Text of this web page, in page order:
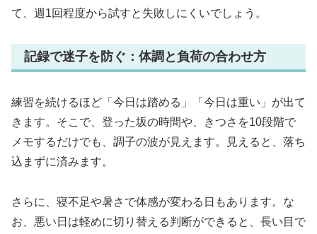
て、週1回程度から試すと失敗しにくいでしょう。
記録で迷子を防ぐ：体調と負荷の合わせ方
練習を続けるほど「今日は踏める」「今日は重い」が出て
きます。そこで、登った坂の時間や、きつさを10段階で
メモするだけでも、調子の波が見えます。見えると、落ち
込まずに済みます。
さらに、寝不足や暑さで体感が変わる日もあります。な
お、悪い日は軽めに切り替える判断ができると、長い目で